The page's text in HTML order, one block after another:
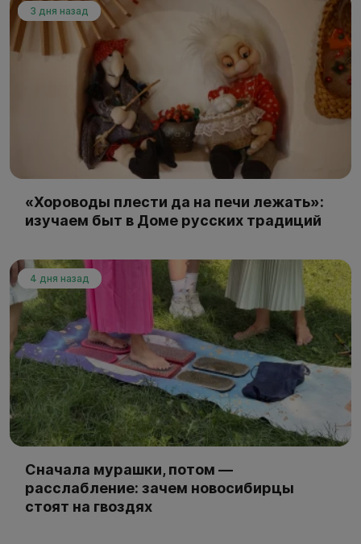
3 дня назад
«Хороводы плести да на печи лежать»:
изучаем быт в Доме русских традиций
4 дня назад
Сначала мурашки, потом —
расслабление: зачем новосибирцы
стоят на гвоздях